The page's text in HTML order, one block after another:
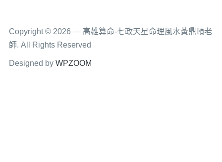
Copyright © 2026 — 高雄算命-七政天星命理風水黃鼎頤老
師. All Rights Reserved
Designed by WPZOOM